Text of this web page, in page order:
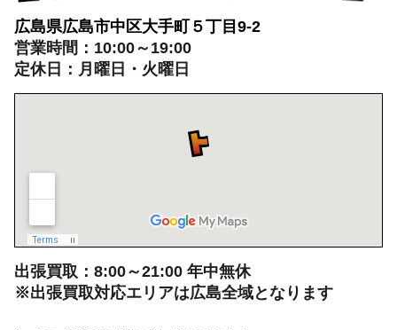
広島県広島市中区大手町５丁目9-2
営業時間：10:00～19:00
定休日：月曜日・火曜日
出張買取：8:00～21:00 年中無休
※出張買取対応エリアは広島全域となります